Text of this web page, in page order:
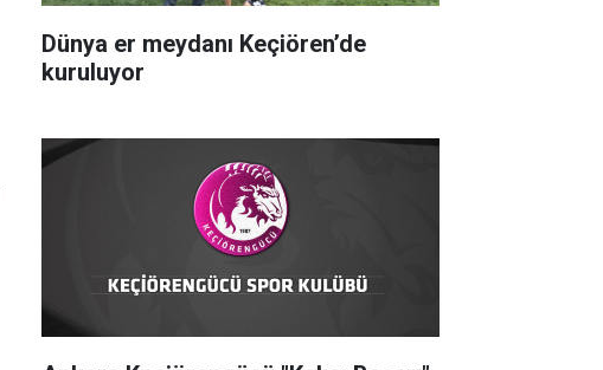
Dünya er meydanı Keçiören’de
kuruluyor